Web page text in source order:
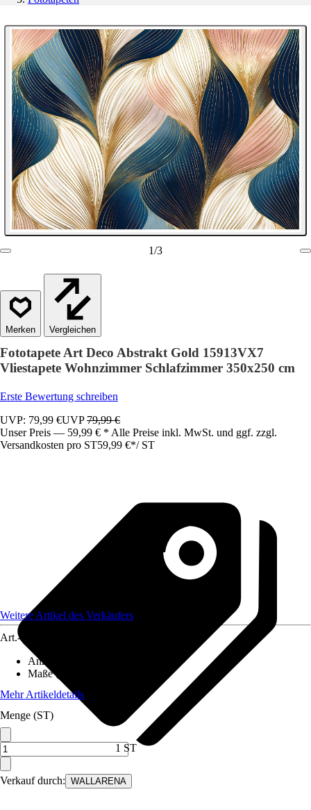
1/3
Vergleichen
Fototapete Art Deco Abstrakt Gold 15913VX7
Vliestapete Wohnzimmer Schlafzimmer 350x250 cm
Erste Bewertung schreiben
UVP: 79,99 €UVP79,99 €
Unser Preis — 59,99 € * Alle Preise inkl. MwSt. und ggf. zzgl.
Versandkosten pro ST59,99 €*/ ST
Verkauf durch: WALLARENA
Weitere Artikel des Verkäufers
Art.-Nr.
Anzahl der Teile
Maße (BxH)
Mehr Artikeldetails
Menge (ST)
1 ST